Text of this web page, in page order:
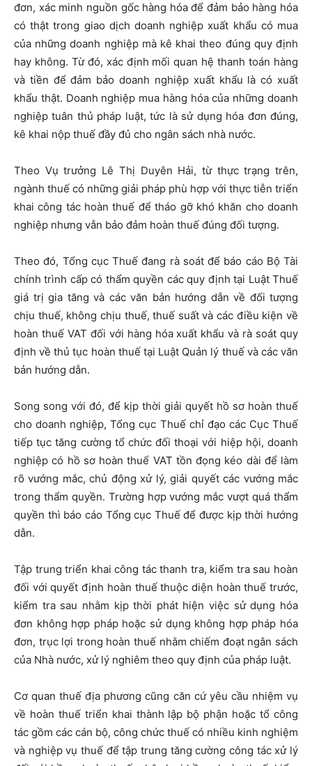
đơn, xác minh nguồn gốc hàng hóa để đảm bảo hàng hóa
có thật trong giao dịch doanh nghiệp xuất khẩu có mua
của những doanh nghiệp mà kê khai theo đúng quy định
hay không. Từ đó, xác định mối quan hệ thanh toán hàng
và tiền để đảm bảo doanh nghiệp xuất khẩu là có xuất
khẩu thật. Doanh nghiệp mua hàng hóa của những doanh
nghiệp tuân thủ pháp luật, tức là sử dụng hóa đơn đúng,
kê khai nộp thuế đầy đủ cho ngân sách nhà nước.
Theo Vụ trưởng Lê Thị Duyên Hải, từ thực trạng trên,
ngành thuế có những giải pháp phù hợp với thực tiễn triển
khai công tác hoàn thuế để tháo gỡ khó khăn cho doanh
nghiệp nhưng vẫn bảo đảm hoàn thuế đúng đối tượng.
Theo đó, Tổng cục Thuế đang rà soát để báo cáo Bộ Tài
chính trình cấp có thẩm quyền các quy định tại Luật Thuế
giá trị gia tăng và các văn bản hướng dẫn về đối tượng
chịu thuế, không chịu thuế, thuế suất và các điều kiện về
hoàn thuế VAT đối với hàng hóa xuất khẩu và rà soát quy
định về thủ tục hoàn thuế tại Luật Quản lý thuế và các văn
bản hướng dẫn.
Song song với đó, để kịp thời giải quyết hồ sơ hoàn thuế
cho doanh nghiệp, Tổng cục Thuế chỉ đạo các Cục Thuế
tiếp tục tăng cường tổ chức đối thoại với hiệp hội, doanh
nghiệp có hồ sơ hoàn thuế VAT tồn đọng kéo dài để làm
rõ vướng mắc, chủ động xử lý, giải quyết các vướng mắc
trong thẩm quyền. Trường hợp vướng mắc vượt quá thẩm
quyền thì báo cáo Tổng cục Thuế để được kịp thời hướng
dẫn.
Tập trung triển khai công tác thanh tra, kiểm tra sau hoàn
đối với quyết định hoàn thuế thuộc diện hoàn thuế trước,
kiểm tra sau nhằm kịp thời phát hiện việc sử dụng hóa
đơn không hợp pháp hoặc sử dụng không hợp pháp hóa
đơn, trục lợi trong hoàn thuế nhằm chiếm đoạt ngân sách
của Nhà nước, xử lý nghiêm theo quy định của pháp luật.
Cơ quan thuế địa phương cũng căn cứ yêu cầu nhiệm vụ
về hoàn thuế triển khai thành lập bộ phận hoặc tổ công
tác gồm các cán bộ, công chức thuế có nhiều kinh nghiệm
và nghiệp vụ thuế để tập trung tăng cường công tác xử lý